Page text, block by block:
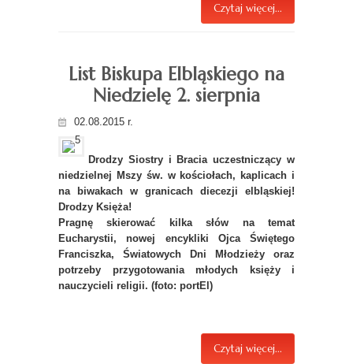
Czytaj więcej...
List Biskupa Elbląskiego na
Niedzielę 2. sierpnia
02.08.2015 r.
Drodzy Siostry i Bracia uczestniczący w
niedzielnej Mszy św. w kościołach, kaplicach i
na biwakach w granicach diecezji elbląskiej!
Drodzy Księża!
Pragnę skierować kilka słów na temat
Eucharystii, nowej encykliki Ojca Świętego
Franciszka, Światowych Dni Młodzieży oraz
potrzeby przygotowania młodych księży i
nauczycieli religii. (foto: portEl)
Czytaj więcej...